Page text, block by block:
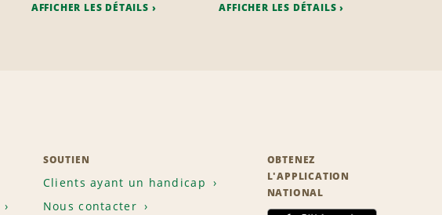
AFFICHER LES DÉTAILS
AFFICHER LES DÉTAILS
SOUTIEN
Clients ayant un handicap
Nous contacter
OBTENEZ
L'APPLICATION
NATIONAL